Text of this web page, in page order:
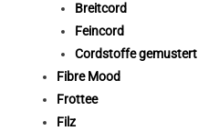
Breitcord
Feincord
Cordstoffe gemustert
Fibre Mood
Frottee
Filz